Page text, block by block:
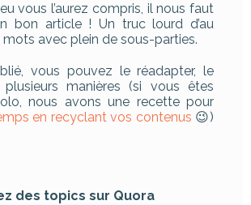
vous l’aurez compris, il nous faut
bon article ! Un truc lourd d’au
avec plein de sous-parties.
vous pouvez le réadapter, le
manières (si vous êtes
nous avons une recette pour
en recyclant vos contenus 😉)
des topics sur Quora